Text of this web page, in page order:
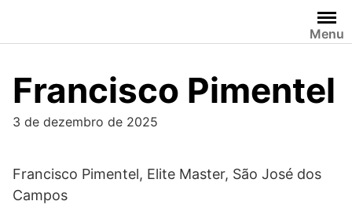
content
Menu
Francisco Pimentel
3 de dezembro de 2025
Francisco Pimentel, Elite Master, São José dos
Campos